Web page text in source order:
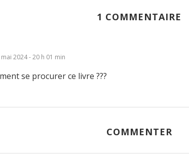
1 COMMENTAIRE
2024 - 20 h 01 min
se procurer ce livre ???
COMMENTER